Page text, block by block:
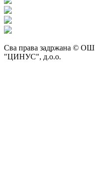
Сва права задржана ©
"ЦИНУС", д.о.о.